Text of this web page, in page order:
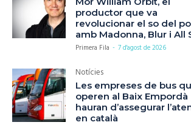
productor que va
revolucionar el so del
amb Madonna, Blur i All
Primera Fila - 7 d'agost de 2026
Notícies
Les empreses de bus
operen al Baix Empordà
hauran d’assegurar
en català